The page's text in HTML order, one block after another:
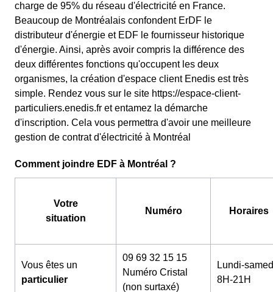
charge de 95% du réseau d'électricité en France.
Beaucoup de Montréalais confondent ErDF le
distributeur d'énergie et EDF le fournisseur historique
d'énergie. Ainsi, après avoir compris la différence des
deux différentes fonctions qu'occupent les deux
organismes, la création d'espace client Enedis est très
simple. Rendez vous sur le site https://espace-client-
particuliers.enedis.fr et entamez la démarche
d'inscription. Cela vous permettra d'avoir une meilleure
gestion de contrat d'électricité à Montréal
Comment joindre EDF à Montréal ?
Votre
situation
Numéro Horaires
Vous êtes un
particulier
09 69 32 15 15
Numéro Cristal
(non surtaxé)
Lundi-
8H-21H